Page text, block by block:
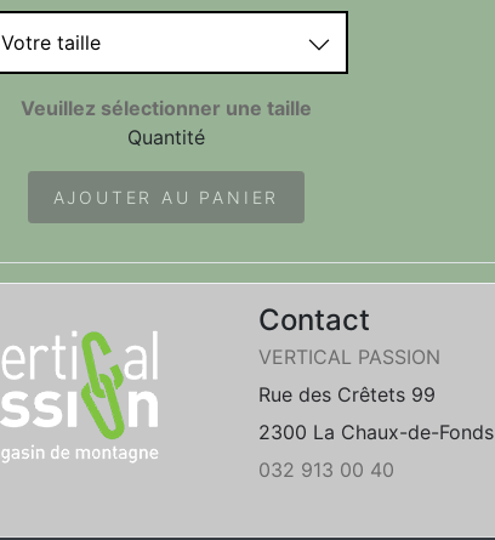
Votre taille
Veuillez sélectionner une taille
Quantité
AJOUTER AU PANIER
Contact
VERTICAL PASSION
Rue des Crêtets 99
2300 La Chaux-de-Fonds
032 913 00 40